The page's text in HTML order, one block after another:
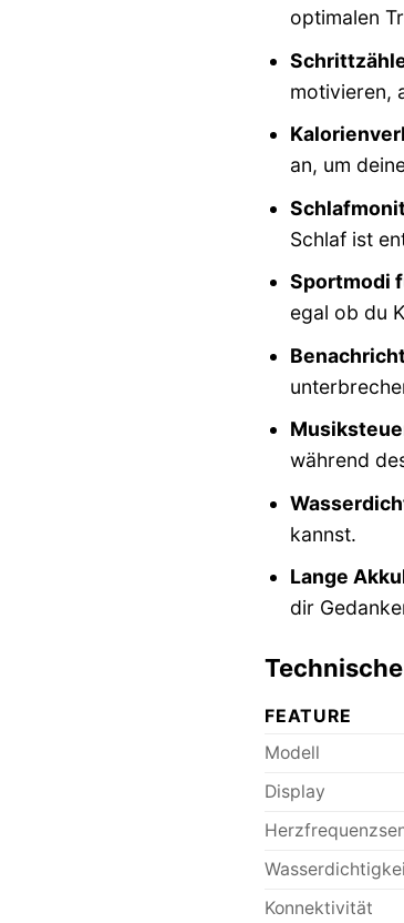
optimalen
motivieren,
an, um
Schlaf ist
Sportmodi
egal ob du
während
kannst.
Lange
dir
FEATURE
Modell
Display
Konnektivität